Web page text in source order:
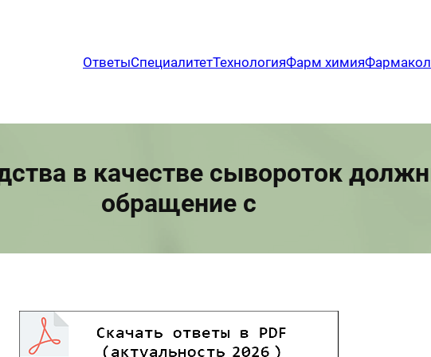
ОтветыСпециалитетТехнологияФарм химия
в качестве сывороток
обращение с